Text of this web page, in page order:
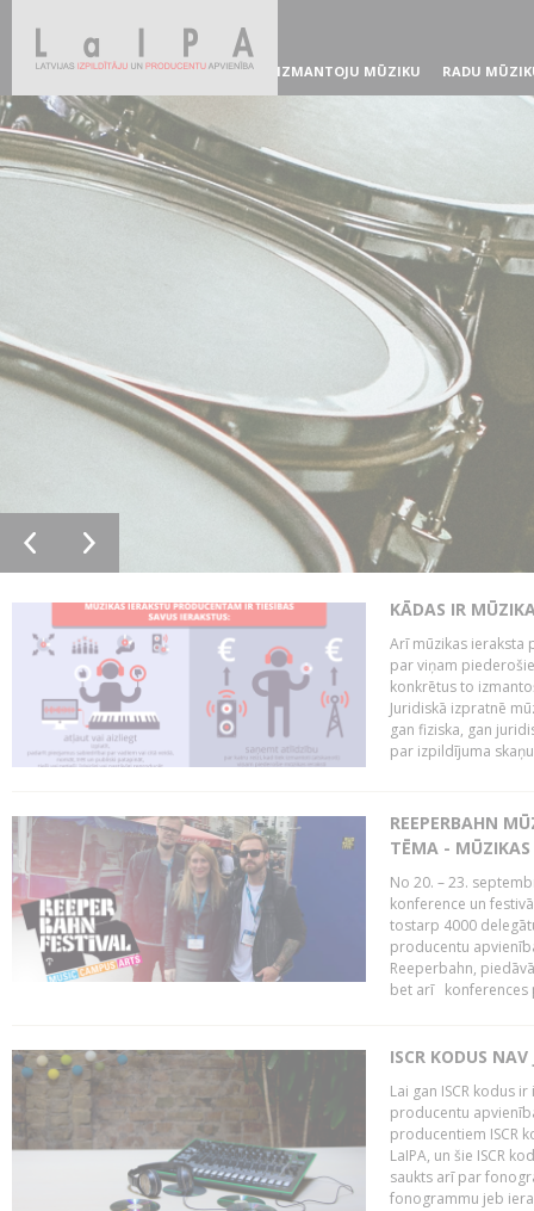
IZMANTOJU MŪZIKU RADU
KĀDAS IR
Arī mūzikas ieraksta
par viņam
konkrētus to
Juridiskā izpratnē
gan fiziska, gan
par izpildījuma
REEPERBAHN
TĒMA -
No 20. – 23.
konference un
tostarp 4000
producentu
Reeperbahn,
bet arī konferences
ISCR KODUS
Lai gan ISCR kodus
producentu
producentiem ISCR
LaIPA, un šie ISCR
saukts arī par
fonogrammu jeb